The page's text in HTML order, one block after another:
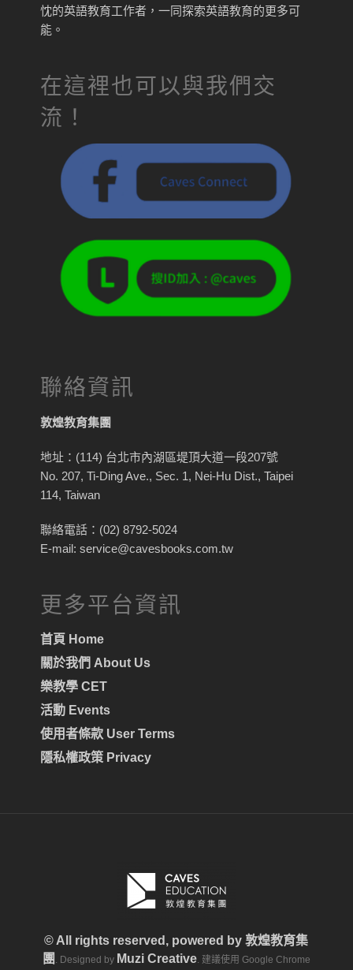
忱的英語教育工作者，一同探索英語教育的更多可
能。
在這裡也可以與我們交
流！
聯絡資訊
敦煌教育集團
地址：(114) 台北市內湖區堤頂大道一段207號
No. 207, Ti-Ding Ave., Sec. 1, Nei-Hu Dist., Taipei
114, Taiwan
聯絡電話：(02) 8792-5024
E-mail: service@cavesbooks.com.tw
更多平台資訊
首頁 Home
關於我們 About Us
樂教學 CET
活動 Events
使用者條款 User Terms
隱私權政策 Privacy
© All rights reserved, powered by敦煌教育集
團 . Designed by Muzi Creative. 建議使用 Google Chrome